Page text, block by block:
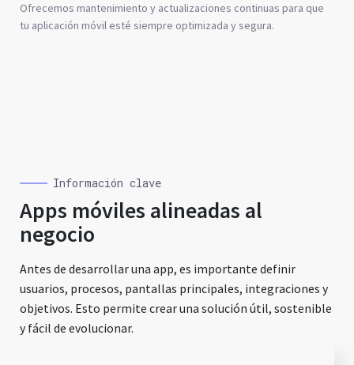
Ofrecemos mantenimiento y actualizaciones continuas para que
tu aplicación móvil esté siempre optimizada y segura.
Información clave
Apps móviles alineadas al
negocio
Antes de desarrollar una app, es importante definir
usuarios, procesos, pantallas principales, integraciones y
objetivos. Esto permite crear una solución útil, sostenible
y fácil de evolucionar.